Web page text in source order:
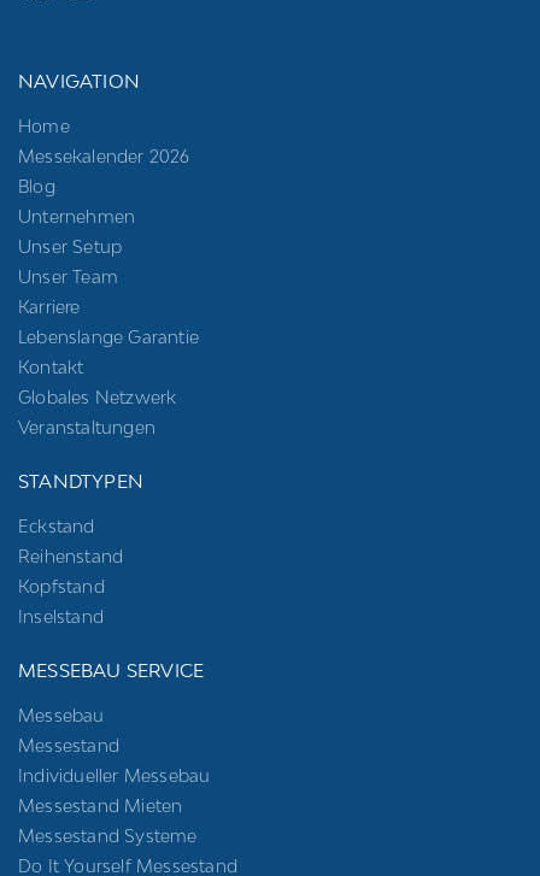
NAVIGATION
Home
Messekalender 2026
Blog
Unternehmen
Unser Setup
Unser Team
Karriere
Lebenslange Garantie
Kontakt
Globales Netzwerk
Veranstaltungen
STANDTYPEN
Eckstand
Reihenstand
Kopfstand
Inselstand
MESSEBAU SERVICE
Messebau
Messestand
Individueller Messebau
Messestand Mieten
Messestand Systeme
Do It Yourself Messestand